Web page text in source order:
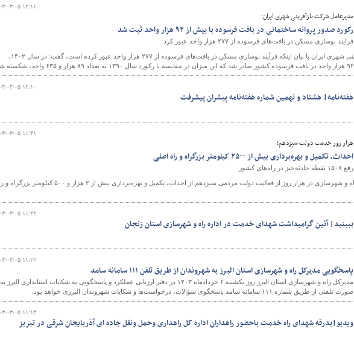
۱۴۰۳-۰۳-۰۵
مدیرعامل شرکت بازآفرینی شهری ایران:
رکورد صدور پروانه ساختمانی در بافت فرسوده با بیش از ۹۲ هزار واحد ثبت شد
فرایند نوسازی مسکن در بافت‌های فرسوده از ۲۷۷ هزار واحد عبور کرد
مدیرعامل شرکت بازآفرینی شهری ایران با بیان اینکه فرآیند نوسازی مسکن در بافت‌های فرسوده از ۲۷۷ هزار واحد عبور کرده است، گفت: در سال ۱۴۰۲،
۱۴۰۳-۰۳-۰۵
هفته‌نامه| هشتاد و نهمین شماره هفته‌نامه پیشران پیشرفت
۱۴۰۳-۰۳-۰۵
هزار روز خدمت دولت سیزدهم؛
احداث، تکمیل و بهره‌برداری بیش از ۲۵۰۰ کیلومتر بزرگراه و راه اصلی
رفع ۱۵۰۸ نقطه حادثه‌خیز در راه‌های کشور
بررسی عملکرد وزارت راه و شهرسازی در هزار روز از فعالیت دولت مردمی سیزدهم از احداث، تکمیل و بهره‌برداری بیش از ۲ هزار و ۵۰۰
۱۴۰۳-۰۳-۰۵
ببینید| آئین گرامیداشت شهدای خدمت در اداره راه و شهرسازی استان زنجان
۱۴۰۳-۰۳-۰۵
پاسخگویی مدیرکل راه و شهرسازی استان البرز به شهروندان از طریق تلفن ۱۱۱ سامانه سامد
مدیرکل راه و شهرسازی استان البرز روز یکشنبه ۶ خردادماه ۱۴۰۳ در دفتر ارزیابی عملکرد و پاسخگویی به شکایات استانداری البرز به
صورت تلفنی از طریق شماره ۱۱۱ سامانه سامد پاسخگوی سؤالات، درخواست‌ها و شکایات شهروندان البرزی خواهد بود.
۱۴۰۳-۰۳-۰۵
ویدیو|بدرقه شهدای راه خدمت باحضور راهداران اداره کل راهداری وحمل ونقل جاده ای آذربایجان شرقی در تبریز